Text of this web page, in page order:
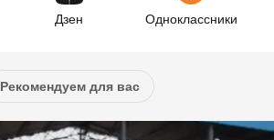
Дзен Одноклассники
Рекомендуем для вас